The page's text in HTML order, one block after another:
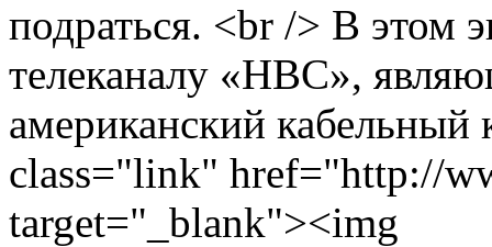
подраться. <br /> В этом
телеканалу «HBC»,
американский кабельный
class="link" href="http://
target="_blank"><img